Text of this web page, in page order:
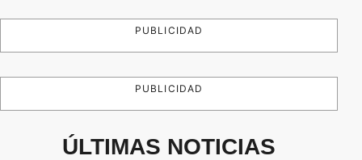
PUBLICIDAD
PUBLICIDAD
ÚLTIMAS NOTICIAS